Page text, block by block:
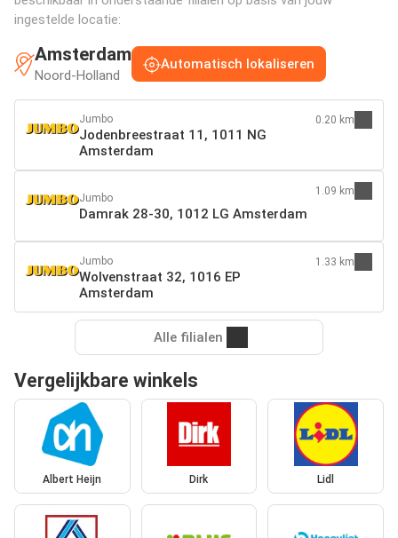
ingestelde locatie:
Amsterdam
Noord-Holland
Automatisch lokaliseren
Jumbo
Jodenbreestraat 11, 1011 NG
Amsterdam
0.20 km
Jumbo
Damrak 28-30, 1012 LG Amsterdam
1.09 km
Jumbo
Wolvenstraat 32, 1016 EP
Amsterdam
1.33 km
Alle filialen
Vergelijkbare winkels
Albert Heijn Dirk Lidl